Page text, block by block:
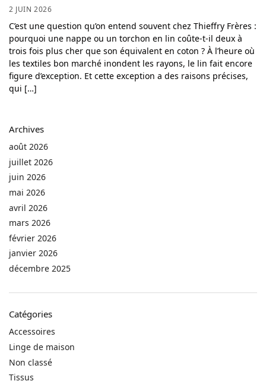
2 JUIN 2026
C’est une question qu’on entend souvent chez Thieffry Frères :
pourquoi une nappe ou un torchon en lin coûte-t-il deux à
trois fois plus cher que son équivalent en coton ? À l’heure où
les textiles bon marché inondent les rayons, le lin fait encore
figure d’exception. Et cette exception a des raisons précises,
qui […]
Archives
août 2026
juillet 2026
juin 2026
mai 2026
avril 2026
mars 2026
février 2026
janvier 2026
décembre 2025
Catégories
Accessoires
Linge de maison
Non classé
Tissus